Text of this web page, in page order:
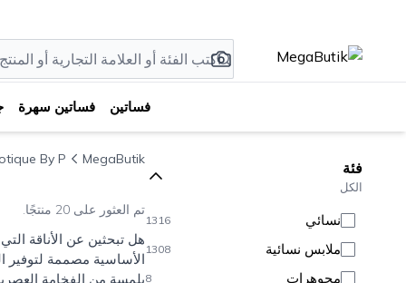
فساتين فساتين سهرة
فئة
الكل
نسائي 1316
ملابس نسائية 1308
مجوهرات 8
MegaButik
By P
تم العثور على 20 منتجًا.
الأساسية مصممة لتوفير
بلمسة من الفخامة